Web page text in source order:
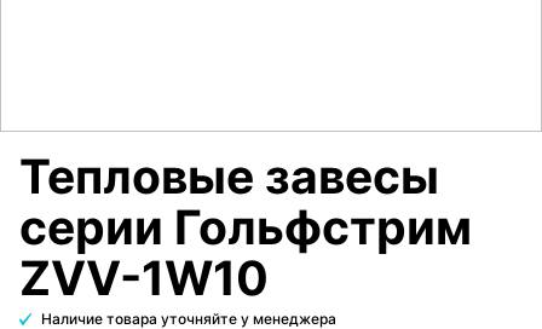
Тепловые завесы
серии Гольфстрим
ZVV-1W10
Наличие товара уточняйте у менеджера